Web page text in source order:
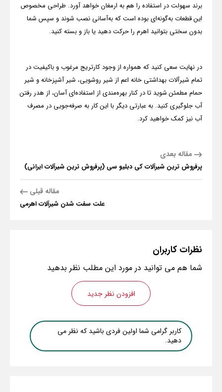
برند سهولت در استفاده را هم به ارمغان خواهد آورد. طراحی مخصوص
این قطعات به‌گونه‌ای بوده است که به‌آسانی نصب شوند و سپس شما
بدون سختی بتوانید اهرم را حرکت دهید یا باز و بسته کنید.
در نهایت سعی کنید که همواره از وجود کارتریج مرغوب و باکیفیت در
تمام شیرآلات بهداشتی خانه اعم از شیر روشویی، شیر آشپزخانه و شیر
حمام مطمئن شوید تا در کنار بهره‌مندی از استفاده‌‌ای آسان، از هدر رفتن
آب جلوگیری کنید. به عبارتی دیگر با این کار به صرفه‌جویی در مصرف
آب نیز کمک خواهید کرد.
مقاله بعدی
پرفروش ترین شیرآلات کی دبلیو سی (پرفروش ترین شیرآلات ایرانی)
مقاله قبلی
علت سفت شدن شیرآلات اهرمی
نظرات کاربران
شما هم می توانید در مورد این مطلب نظر بدهید
افزودن نظر جدید
کاربر گرامی شما اولین فردی باشید که نظر می
دهید.